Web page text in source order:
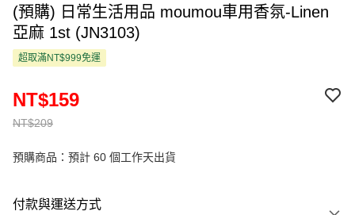
(預購) 日常生活用品 moumou車用香氛-Linen
亞麻 1st (JN3103)
超取滿NT$999免運
NT$209
NT$159
預購商品：預計 60 個工作天出貨
付款與運送方式